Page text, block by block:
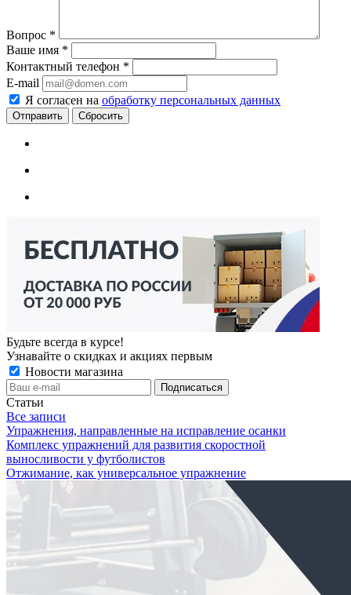
Вопрос *
Ваше имя *
Контактный телефон *
E-mail
Я согласен на обработку персональных данных
Сбросить
Будьте всегда в курсе!
Узнавайте о скидках и акциях первым
Новости магазина
Статьи
Все записи
Упражнения, направленные на исправление осанки
Комплекс упражнений для развития скоростной
выносливости у футболистов
Отжимание, как универсальное упражнение